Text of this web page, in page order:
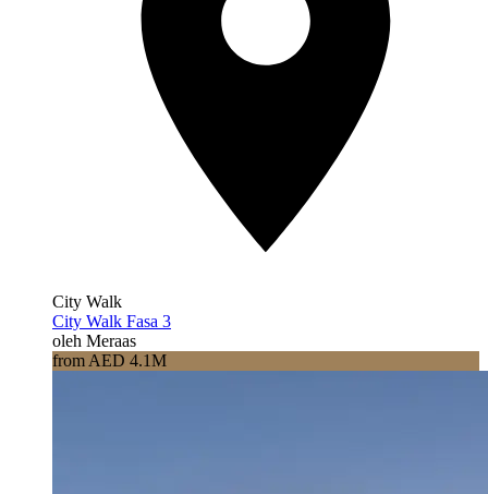
City Walk
City Walk Fasa 3
oleh Meraas
from AED 4.1M